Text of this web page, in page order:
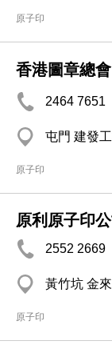
原子印
香港圖章總會
2464 7651
屯門 建發
原子印
原利原子印公
2552 2669
黃竹坑 金
原子印